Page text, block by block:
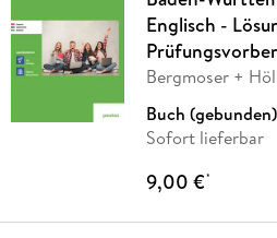
Englisch -
Bergmoser +
Buch (gebunden)
Sofort lieferbar
9,00 €*